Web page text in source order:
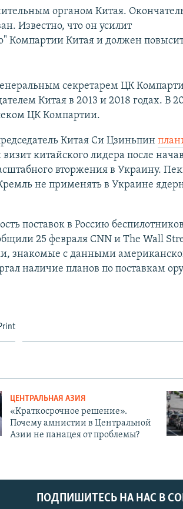
органом Китая.
Известно, что он усилит
Компартии Китая и должен
секретарем ЦК
Китая в 2013 и 2018 годах. В
ЦК Компартии.
Китая Си Цзиньпин
китайского лидера после
вторжения в Украину.
не применять в Украине
поставок в Россию
25 февраля CNN и The Wall
знакомые с данными
наличие планов по поставкам
ЦЕНТРАЛЬНАЯ АЗИЯ
«Краткосрочное решение».
Почему амнистии в Центральной
Азии не панацея от проблемы?
ПОДПИШИТЕСЬ НА НАС В